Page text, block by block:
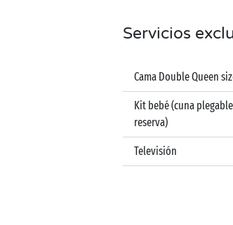
Servicios
Cama Double Queen
Kit bebé (cuna
reserva)
Televisión